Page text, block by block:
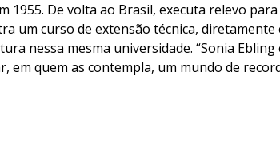
1955. De volta ao Brasil, executa relevo para
um curso de extensão técnica, diretamente
nessa mesma universidade. “Sonia Ebling
em quem as contempla, um mundo de